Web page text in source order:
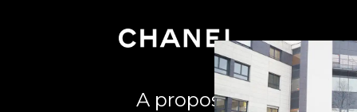
A propos